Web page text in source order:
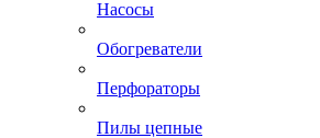
Насосы
Обогреватели
Перфораторы
Пилы цепные